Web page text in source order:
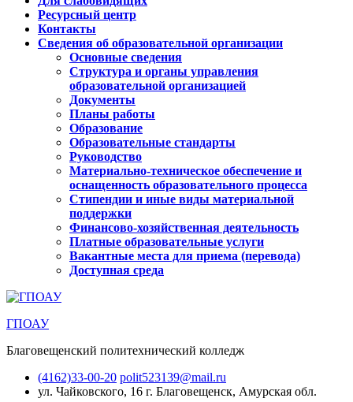
Ресурсный центр
Контакты
Сведения об образовательной организации
Основные сведения
Структура и органы управления
образовательной организацией
Документы
Планы работы
Образование
Образовательные стандарты
Руководство
Материально-техническое обеспечение и
оснащенность образовательного процесса
Стипендии и иные виды материальной
поддержки
Финансово-хозяйственная деятельность
Платные образовательные услуги
Вакантные места для приема (перевода)
Доступная среда
ГПОАУ
Благовещенский политехнический колледж
(4162)33-00-20 polit523139@mail.ru
ул. Чайковского, 16 г. Благовещенск, Амурская обл.